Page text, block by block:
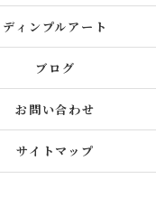
ディンプルアート
ブログ
お問い合わせ
サイトマップ